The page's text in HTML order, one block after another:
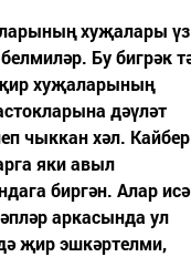
хуҗалары үз
Бу бигрәк
хуҗаларының
дәүләт
чыккан хәл. Кайбер
яки авыл
биргән. Алар исә
аркасында ул
җир эшкәртелми,